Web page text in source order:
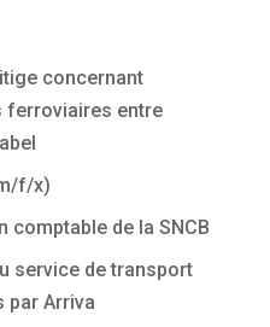
concernant
ferroviaires entre
f/x)
comptable de la SNCB
service de transport
par Arriva